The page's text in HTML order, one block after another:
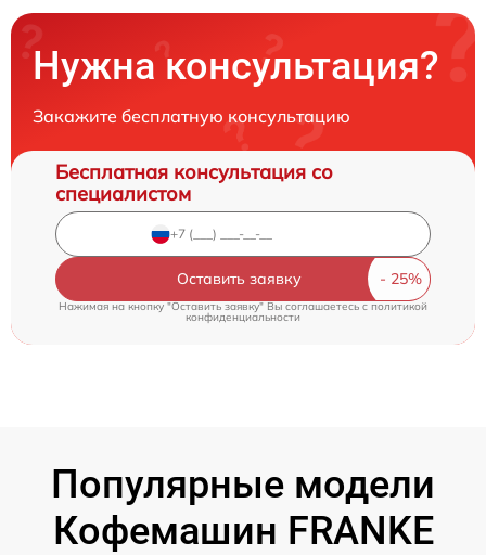
Нужна консультация?
Закажите бесплатную консультацию
Бесплатная консультация со
специалистом
Оставить заявку
Нажимая на кнопку "Оставить заявку" Вы соглашаетесь cполитикой
конфиденциальности
Популярные модели
Кофемашин FRANKE